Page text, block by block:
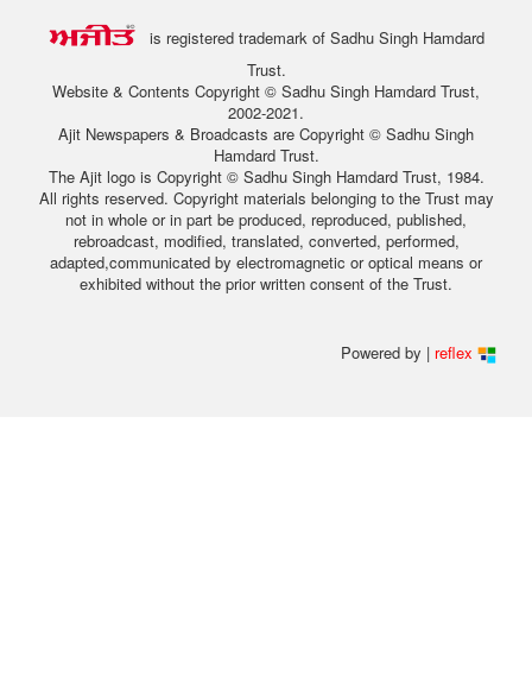
is registered trademark of Sadhu Singh Hamdard
Trust.
Website & Contents Copyright © Sadhu Singh Hamdard Trust,
2002-2021.
Ajit Newspapers & Broadcasts are Copyright © Sadhu Singh
Hamdard Trust.
The Ajit logo is Copyright © Sadhu Singh Hamdard Trust, 1984.
All rights reserved. Copyright materials belonging to the Trust may
not in whole or in part be produced, reproduced, published,
rebroadcast, modified, translated, converted, performed,
adapted,communicated by electromagnetic or optical means or
exhibited without the prior written consent of the Trust.
Powered by | reflex